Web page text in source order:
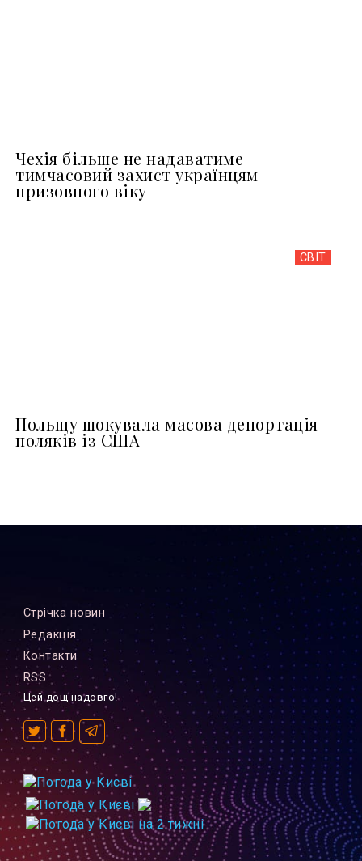
Чехія більше не надаватиме
тимчасовий захист українцям
призовного віку
СВІТ
Польщу шокувала масова депортація
поляків із США
Стрiчка новин
Редакцiя
Контакти
RSS
Цей дощ надовго!